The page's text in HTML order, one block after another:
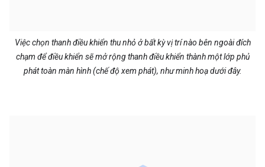
Việc chọn thanh điều khiển thu nhỏ ở bất kỳ vị trí nào bên ngoài đích
chạm để điều khiển sẽ mở rộng thanh điều khiển thành một lớp phủ
phát toàn màn hình (chế độ xem phát), như minh hoạ dưới đây.